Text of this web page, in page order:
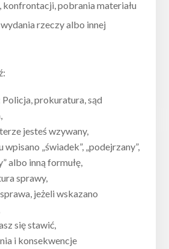
konfrontacji, pobrania materiału
rzeczy albo innej
prokuratura, sąd
jesteś wzywany,
„świadek”, „podejrzany”,
albo inną formułę,
sprawy,
jeżeli wskazano
się stawić,
i konsekwencje